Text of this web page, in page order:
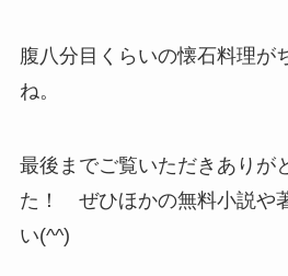
腹八分目くらいの懐石料理が
ね。
最後までご覧いただきありが
た！ ぜひほかの無料小説や
い(^^)